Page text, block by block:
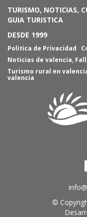
TURISMO, NOTICIAS,
GUIA TURISTICA
DESDE 1999
Politica de Privacidad
Noticias de valencia,
Turismo rural en
valencia
©